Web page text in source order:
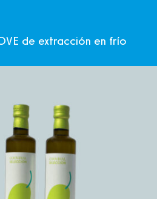
de extracción en frío